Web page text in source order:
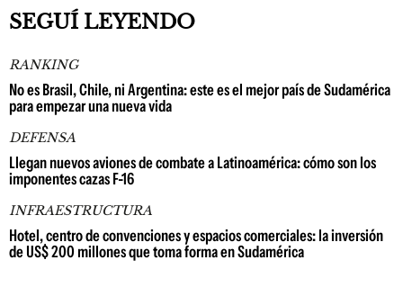
SEGUÍ LEYENDO
RANKING
No es Brasil, Chile, ni Argentina: este es el mejor país de Sudamérica
para empezar una nueva vida
DEFENSA
Llegan nuevos aviones de combate a Latinoamérica: cómo son los
imponentes cazas F-16
INFRAESTRUCTURA
Hotel, centro de convenciones y espacios comerciales: la inversión
de US$ 200 millones que toma forma en Sudamérica